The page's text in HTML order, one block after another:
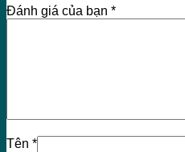
Đánh giá của bạn *
Tên *